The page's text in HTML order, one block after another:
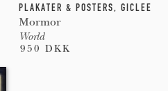
PLAKATER & POSTERS, GICLEE
Mormor
World
950 DKK